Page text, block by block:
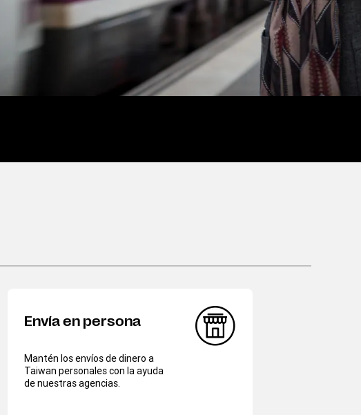
Envía en persona
Mantén los envíos de dinero a
Taiwan personales con la ayuda
de nuestras agencias.